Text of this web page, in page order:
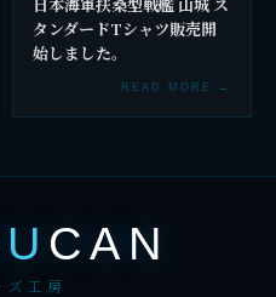
タンダードTシャツ販売開
始しました。
READ MORE →
CAN
工房